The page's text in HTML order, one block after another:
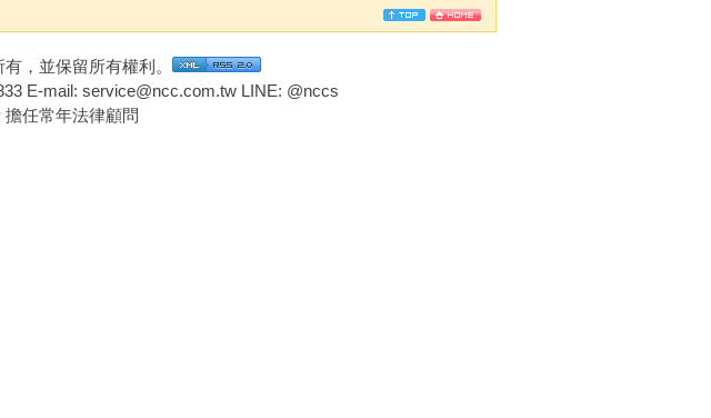
，並保留所有權利。
E-mail: service@ncc.com.tw LINE: @nccs
擔任常年法律顧問